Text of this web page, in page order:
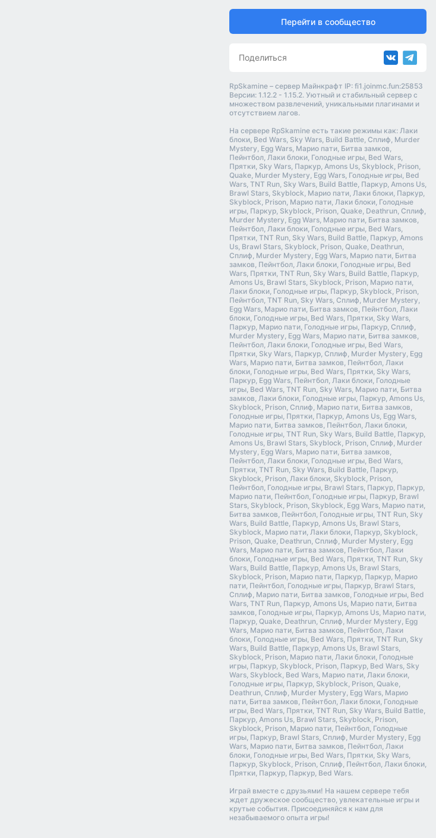
Перейти в сообщество
Поделиться
RpSkamine – сервер Майнкрафт IP: fi1.joinmc.fun:25853
Версии: 1.12.2 - 1.15.2. Уютный и стабильный сервер с
множеством развлечений, уникальными плагинами и
отсутствием лагов.
На сервере RpSkamine есть такие режимы как: Лаки
блоки, Bed Wars, Sky Wars, Build Battle, Сплиф, Murder
Mystery, Egg Wars, Марио пати, Битва замков,
Пейнтбол, Лаки блоки, Голодные игры, Bed Wars,
Прятки, Sky Wars, Паркур, Amons Us, Skyblock, Prison,
Quake, Murder Mystery, Egg Wars, Голодные игры, Bed
Wars, TNT Run, Sky Wars, Build Battle, Паркур, Amons Us,
Brawl Stars, Skyblock, Марио пати, Лаки блоки, Паркур,
Skyblock, Prison, Марио пати, Лаки блоки, Голодные
игры, Паркур, Skyblock, Prison, Quake, Deathrun, Сплиф,
Murder Mystery, Egg Wars, Марио пати, Битва замков,
Пейнтбол, Лаки блоки, Голодные игры, Bed Wars,
Прятки, TNT Run, Sky Wars, Build Battle, Паркур, Amons
Us, Brawl Stars, Skyblock, Prison, Quake, Deathrun,
Сплиф, Murder Mystery, Egg Wars, Марио пати, Битва
замков, Пейнтбол, Лаки блоки, Голодные игры, Bed
Wars, Прятки, TNT Run, Sky Wars, Build Battle, Паркур,
Amons Us, Brawl Stars, Skyblock, Prison, Марио пати,
Лаки блоки, Голодные игры, Паркур, Skyblock, Prison,
Пейнтбол, TNT Run, Sky Wars, Сплиф, Murder Mystery,
Egg Wars, Марио пати, Битва замков, Пейнтбол, Лаки
блоки, Голодные игры, Bed Wars, Прятки, Sky Wars,
Паркур, Марио пати, Голодные игры, Паркур, Сплиф,
Murder Mystery, Egg Wars, Марио пати, Битва замков,
Пейнтбол, Лаки блоки, Голодные игры, Bed Wars,
Прятки, Sky Wars, Паркур, Сплиф, Murder Mystery, Egg
Wars, Марио пати, Битва замков, Пейнтбол, Лаки
блоки, Голодные игры, Bed Wars, Прятки, Sky Wars,
Паркур, Egg Wars, Пейнтбол, Лаки блоки, Голодные
игры, Bed Wars, TNT Run, Sky Wars, Марио пати, Битва
замков, Лаки блоки, Голодные игры, Паркур, Amons Us,
Skyblock, Prison, Сплиф, Марио пати, Битва замков,
Голодные игры, Прятки, Паркур, Amons Us, Egg Wars,
Марио пати, Битва замков, Пейнтбол, Лаки блоки,
Голодные игры, TNT Run, Sky Wars, Build Battle, Паркур,
Amons Us, Brawl Stars, Skyblock, Prison, Сплиф, Murder
Mystery, Egg Wars, Марио пати, Битва замков,
Пейнтбол, Лаки блоки, Голодные игры, Bed Wars,
Прятки, TNT Run, Sky Wars, Build Battle, Паркур,
Skyblock, Prison, Лаки блоки, Skyblock, Prison,
Пейнтбол, Голодные игры, Brawl Stars, Паркур, Паркур,
Марио пати, Пейнтбол, Голодные игры, Паркур, Brawl
Stars, Skyblock, Prison, Skyblock, Egg Wars, Марио пати,
Битва замков, Пейнтбол, Голодные игры, TNT Run, Sky
Wars, Build Battle, Паркур, Amons Us, Brawl Stars,
Skyblock, Марио пати, Лаки блоки, Паркур, Skyblock,
Prison, Quake, Deathrun, Сплиф, Murder Mystery, Egg
Wars, Марио пати, Битва замков, Пейнтбол, Лаки
блоки, Голодные игры, Bed Wars, Прятки, TNT Run, Sky
Wars, Build Battle, Паркур, Amons Us, Brawl Stars,
Skyblock, Prison, Марио пати, Паркур, Паркур, Марио
пати, Пейнтбол, Голодные игры, Паркур, Brawl Stars,
Сплиф, Марио пати, Битва замков, Голодные игры, Bed
Wars, TNT Run, Паркур, Amons Us, Марио пати, Битва
замков, Голодные игры, Паркур, Amons Us, Марио пати,
Паркур, Quake, Deathrun, Сплиф, Murder Mystery, Egg
Wars, Марио пати, Битва замков, Пейнтбол, Лаки
блоки, Голодные игры, Bed Wars, Прятки, TNT Run, Sky
Wars, Build Battle, Паркур, Amons Us, Brawl Stars,
Skyblock, Prison, Марио пати, Лаки блоки, Голодные
игры, Паркур, Skyblock, Prison, Паркур, Bed Wars, Sky
Wars, Skyblock, Bed Wars, Марио пати, Лаки блоки,
Голодные игры, Паркур, Skyblock, Prison, Quake,
Deathrun, Сплиф, Murder Mystery, Egg Wars, Марио
пати, Битва замков, Пейнтбол, Лаки блоки, Голодные
игры, Bed Wars, Прятки, TNT Run, Sky Wars, Build Battle,
Паркур, Amons Us, Brawl Stars, Skyblock, Prison,
Skyblock, Prison, Марио пати, Пейнтбол, Голодные
игры, Паркур, Brawl Stars, Сплиф, Murder Mystery, Egg
Wars, Марио пати, Битва замков, Пейнтбол, Лаки
блоки, Голодные игры, Bed Wars, Прятки, Sky Wars,
Паркур, Skyblock, Prison, Сплиф, Пейнтбол, Лаки блоки,
Прятки, Паркур, Паркур, Bed Wars.
Играй вместе с друзьями! На нашем сервере тебя
ждет дружеское сообщество, увлекательные игры и
крутые события. Присоединяйся к нам для
незабываемого опыта игры!